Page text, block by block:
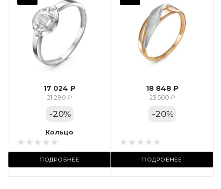
17 024 ₽
21 280 ₽
-20%
Кольцо
ПОДРОБНЕЕ
Вес драгметалла
Марка (бренд)
Дельта
Фианит
Цвет золота
КРАС
Местоположение:
ул. Пушкинская, 11А
18 848 ₽
23 560 ₽
-20%
ПОДРОБНЕЕ